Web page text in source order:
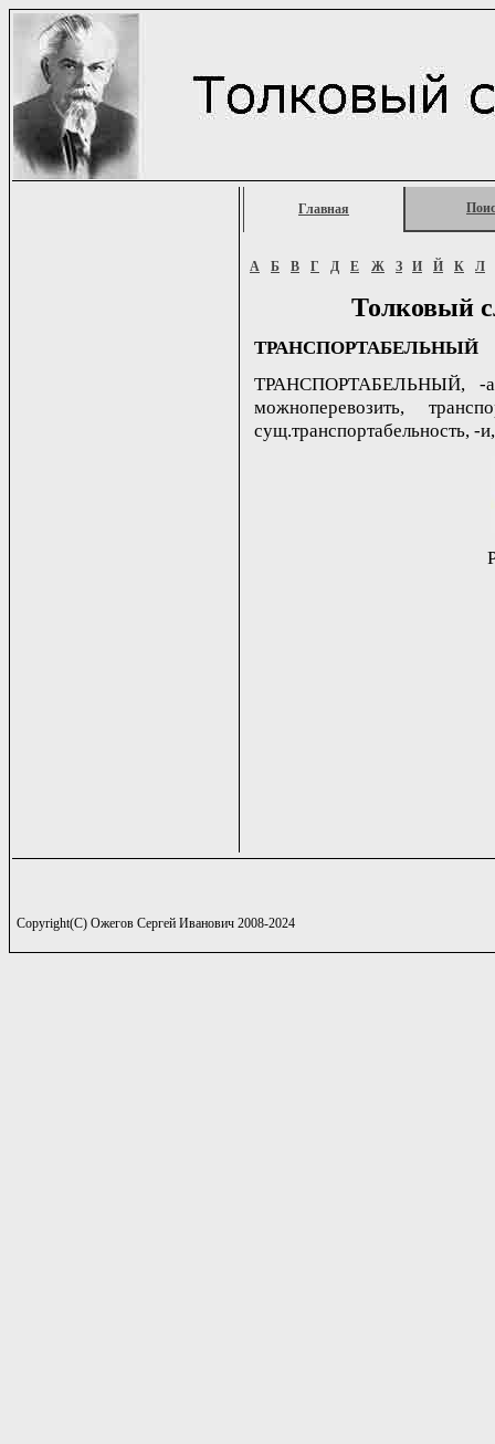
Главная
А Б В Г Д Е Ж З И Й К Л
Толковый
ТРАНСПОРТАБЕЛЬНЫЙ
ТРАНСПОРТАБЕЛЬНЫЙ, -
можноперевозить,
сущ.транспортабельность, -
Copyright(C) Ожегов Сергей Иванович 2008-2024